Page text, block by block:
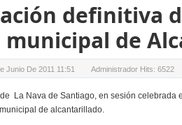
definitiva
municipal de
Junio De 2011 11:51 Administrador Hits: 6522
de La Nava de Santiago, en sesión
de alcantarillado.